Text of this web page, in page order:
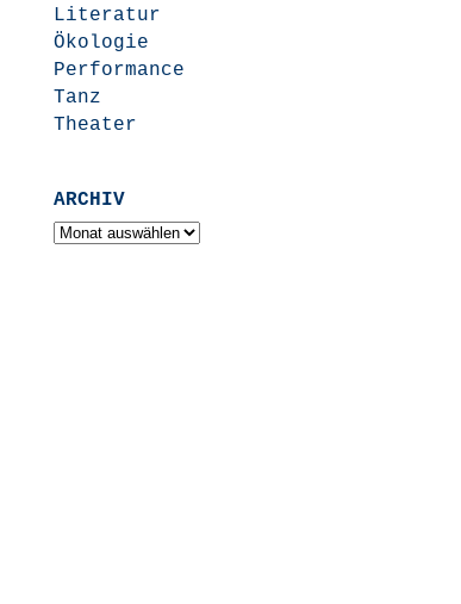
Literatur
Ökologie
Performance
Tanz
Theater
ARCHIV
Archiv